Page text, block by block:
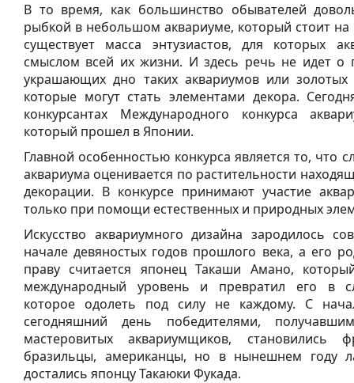
В то время, как большинство обывателей
рыбкой в небольшом аквариуме, который стоит
существует масса энтузиастов, для которых
смыслом всей их жизни. И здесь речь не идет о
украшающих дно таких аквариумов или золотых
которые могут стать элементами декора.
конкурсантах Международного конкурса
который прошел в Японии.
Главной особенностью конкурса является то, что
аквариума оценивается по растительности
декорации. В конкурсе принимают участие
только при помощи естественных и природных
Искусство аквариумного дизайна зародилось
начале девяностых годов прошлого века, а его
праву считается японец Такаши Амано,
международный уровень и превратил его в
которое одолеть под силу не каждому. С
сегодняшний день победителями,
мастеровитых аквариумщиков, становились
бразильцы, американцы, но в нынешнем году
достались японцу Такаюки Фукада.